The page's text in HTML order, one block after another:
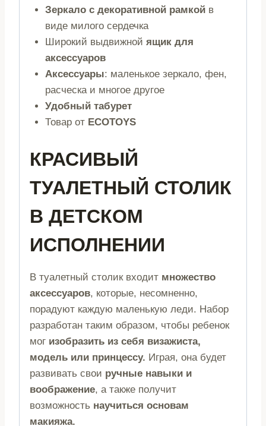
Зеркало с декоративной рамкойв
виде милого сердечка
Широкий выдвижной ящик для
аксессуаров
Аксессуары: маленькое зеркало, фен,
расческа и многое другое
Удобный табурет
Товар от ECOTOYS
КРАСИВЫЙ
ТУАЛЕТНЫЙ СТОЛИК
В ДЕТСКОМ
ИСПОЛНЕНИИ
В туалетный столик входит множество
аксессуаров, которые, несомненно,
порадуют каждую маленькую леди. Набор
разработан таким образом, чтобы ребенок
мог изобразить из себя визажиста,
модель или принцессу. Играя, она будет
развивать свои ручные навыки и
воображение, а также получит
возможность научиться основам
макияжа.